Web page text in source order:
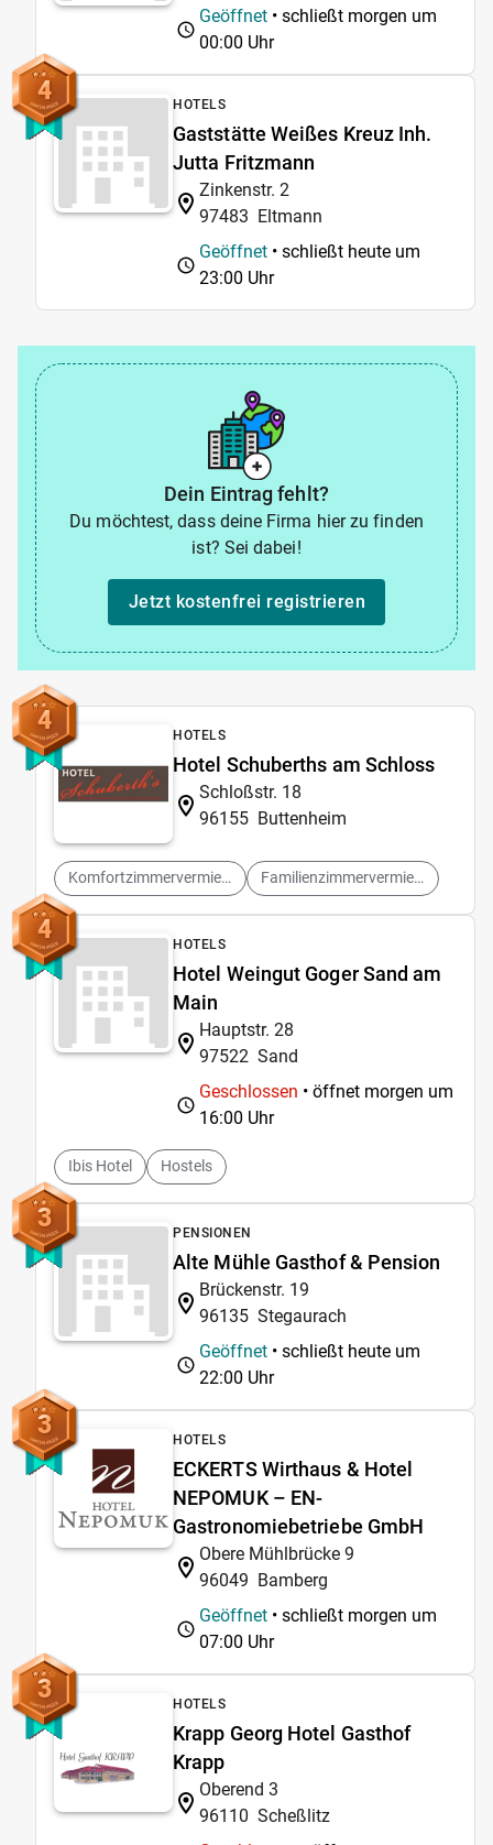
Geöffnet • schließt morgen um
00:00 Uhr
4 HOTELS
Gaststätte Weißes Kreuz Inh.
Jutta Fritzmann
Zinkenstr. 2
97483 Eltmann
Geöffnet • schließt heute um
23:00 Uhr
Dein Eintrag fehlt?
Du möchtest, dass deine Firma hier zu finden
ist? Sei dabei!
Jetzt kostenfrei registrieren
4 HOTELS
Hotel Schuberths am Schloss
Schloßstr. 18
96155 Buttenheim
Komfortzimmervermietung Familienzimmervermietung
4 HOTELS
Hotel Weingut Goger Sand am
Main
Hauptstr. 28
97522 Sand
Geschlossen • öffnet morgen um
16:00 Uhr
Ibis Hotel Hostels
3 PENSIONEN
Alte Mühle Gasthof & Pension
Brückenstr. 19
96135 Stegaurach
Geöffnet • schließt heute um
22:00 Uhr
3 HOTELS
ECKERTS Wirthaus & Hotel
NEPOMUK – EN-
Gastronomiebetriebe GmbH
Obere Mühlbrücke 9
96049 Bamberg
Geöffnet • schließt morgen um
07:00 Uhr
3 HOTELS
Krapp Georg Hotel Gasthof
Krapp
Oberend 3
96110 Scheßlitz